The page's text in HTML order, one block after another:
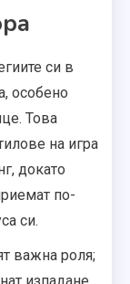
си в
особено
Това
на игра
докато
по-
си.
важна роля;